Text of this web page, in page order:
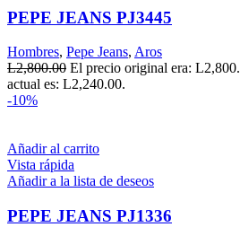
PEPE JEANS PJ3445
Hombres, Pepe Jeans, Aros
L2,800.00 El precio original era:
actual es: L2,240.00.
-10%
Añadir al carrito
Vista rápida
Añadir a la lista de deseos
PEPE JEANS PJ1336